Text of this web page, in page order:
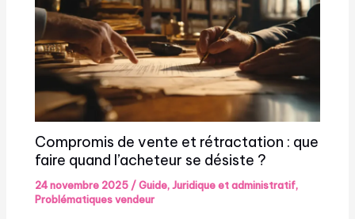
Compromis de vente et rétractation : que
faire quand l’acheteur se désiste ?
24 novembre 2025 /Guide,Juridique et administratif,
Problématiques vendeur